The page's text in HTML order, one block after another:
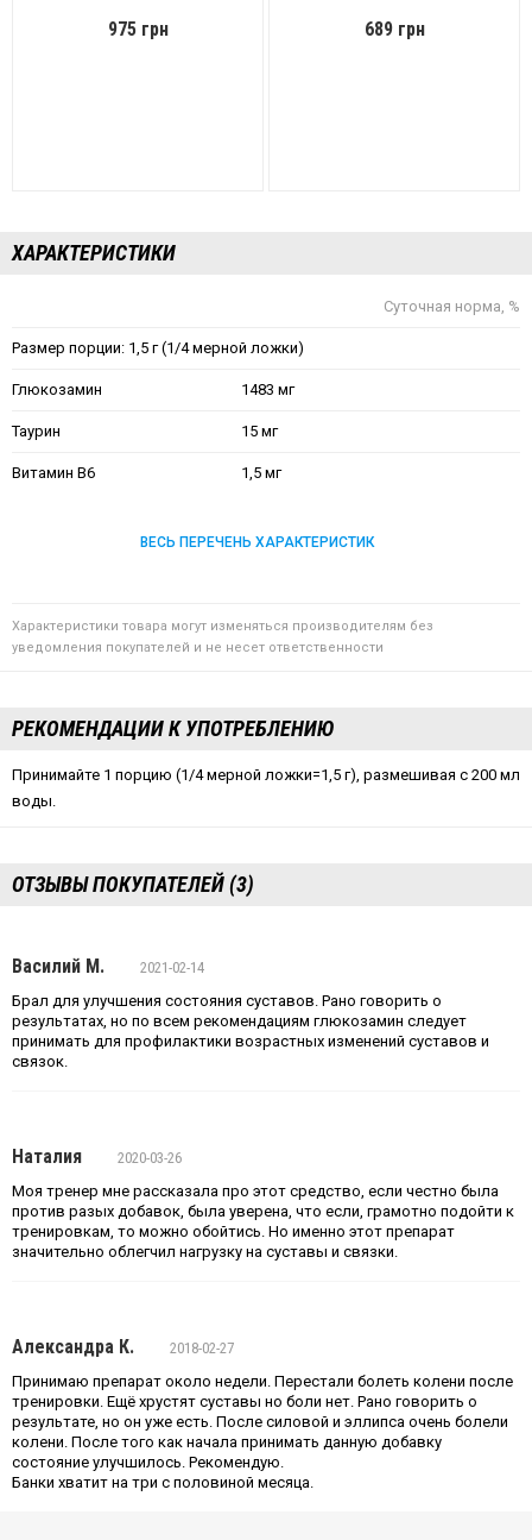
975 грн 689 грн
ХАРАКТЕРИСТИКИ
Суточная норма, %
Размер порции: 1,5 г (1/4 мерной ложки)
Глюкозамин 1483 мг
Таурин 15 мг
Витамин В6 1,5 мг
ВЕСЬ ПЕРЕЧЕНЬ ХАРАКТЕРИСТИК
Характеристики товара могут изменяться производителям без
уведомления покупателей и не несет ответственности
РЕКОМЕНДАЦИИ К УПОТРЕБЛЕНИЮ
Принимайте 1 порцию (1/4 мерной ложки=1,5 г), размешивая с 200 мл
воды.
ОТЗЫВЫ ПОКУПАТЕЛЕЙ (3)
Василий М.
2021-02-14
Брал для улучшения состояния суставов. Рано говорить о
результатах, но по всем рекомендациям глюкозамин следует
принимать для профилактики возрастных изменений суставов и
связок.
Наталия
2020-03-26
Моя тренер мне рассказала про этот средство, если честно была
против разых добавок, была уверена, что если, грамотно подойти к
тренировкам, то можно обойтись. Но именно этот препарат
значительно облегчил нагрузку на суставы и связки.
Александра К.
2018-02-27
Принимаю препарат около недели. Перестали болеть колени после
тренировки. Ещё хрустят суставы но боли нет. Рано говорить о
результате, но он уже есть. После силовой и эллипса очень болели
колени. После того как начала принимать данную добавку
состояние улучшилось. Рекомендую.
Банки хватит на три с половиной месяца.